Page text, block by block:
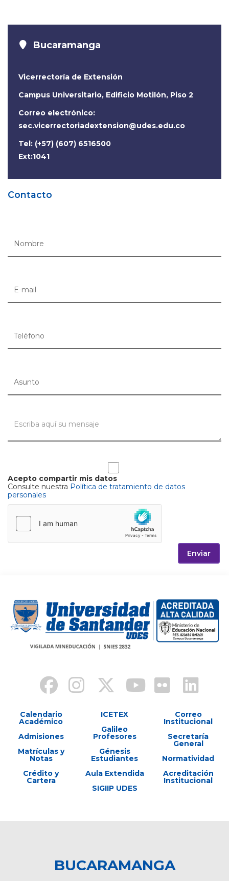
Bucaramanga
Vicerrectoría de Extensión
Campus Universitario, Edificio Motilón, Piso 2
Correo electrónico:
sec.vicerrectoriadextension@udes.edu.co
Tel: (+57) (607) 6516500
Ext:1041
Contacto
Acepto compartir mis datos
Consulte nuestra Política de tratamiento de datos
personales
Enviar
Calendario
Académico
Admisiones
Matrículas y
Notas
Crédito y
Cartera
ICETEX
Galileo
Profesores
Génesis
Estudiantes
Aula Extendida
SIGIIP UDES
Correo
Institucional
Secretaría
General
Normatividad
Acreditación
Institucional
BUCARAMANGA